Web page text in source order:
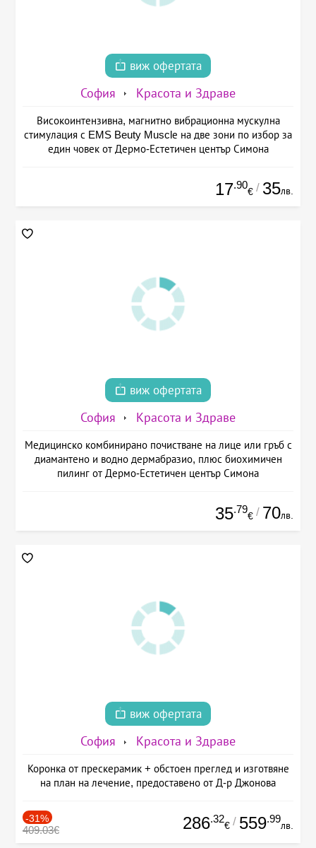
виж офертата
София Красота и Здраве
Високоинтензивна, магнитно вибрационна мускулна
стимулация с EMS Beuty Musclе на две зони по избор за
един човек от Дермо-Естетичен център Симона
17.90
€ / 35лв.
виж офертата
София Красота и Здраве
Медицинско комбинирано почистване на лице или гръб с
диамантено и водно дермабразио, плюс биохимичен
пилинг от Дермо-Естетичен център Симона
35.79
€ / 70лв.
виж офертата
София Красота и Здраве
Коронка от прескерамик + обстоен преглед и изготвяне
на план на лечение, предоставено от Д-р Джонова
-31%
409.03€ 286.32
€ / 559.99
лв.